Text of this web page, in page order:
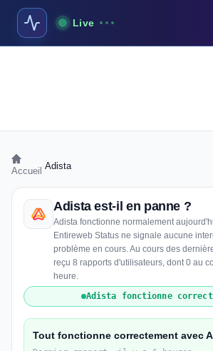
Live
Accueil Adista
Adista est-il en panne ?
Adista fonctionne normalement
Entireweb Status ne signale aucune
problème en cours. Au cours des
reçu 8 rapports d'utilisateurs, dont 0 au
heure.
Adista fonctionne
Tout fonctionne correctement avec